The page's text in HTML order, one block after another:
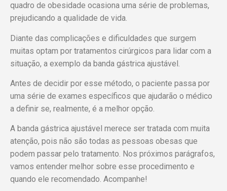
quadro de obesidade ocasiona uma série de problemas,
prejudicando a qualidade de vida.
Diante das complicações e dificuldades que surgem
muitas optam por tratamentos cirúrgicos para lidar com a
situação, a exemplo da banda gástrica ajustável.
Antes de decidir por esse método, o paciente passa por
uma série de exames específicos que ajudarão o médico
a definir se, realmente, é a melhor opção.
A banda gástrica ajustável merece ser tratada com muita
atenção, pois não são todas as pessoas obesas que
podem passar pelo tratamento. Nos próximos parágrafos,
vamos entender melhor sobre esse procedimento e
quando ele recomendado. Acompanhe!